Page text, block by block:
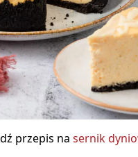
przepis na sernik